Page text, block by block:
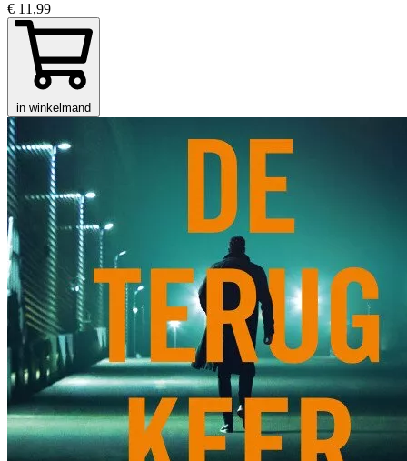
€ 11,99
in winkelmand